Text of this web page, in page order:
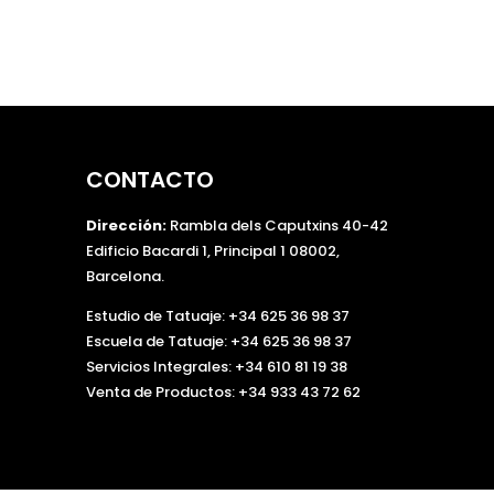
o
d
a
c
o
CONTACTO
Dirección: Rambla dels Caputxins 40-42
Edificio Bacardi 1, Principal 1 08002,
Barcelona.
Estudio de Tatuaje: +34 625 36 98 37
Escuela de Tatuaje: +34 625 36 98 37
Servicios Integrales: +34 610 81 19 38
Venta de Productos: +34 933 43 72 62